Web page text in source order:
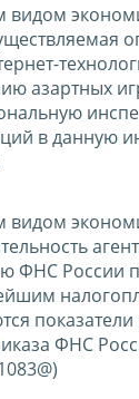
азартных
в данную
ФНС России
ФНС